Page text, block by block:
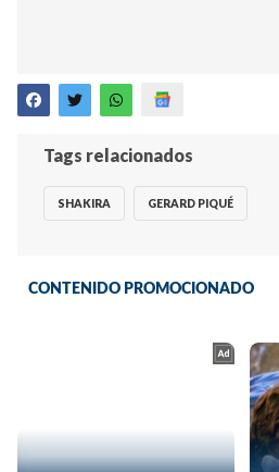
Tags relacionados
SHAKIRA GERARD PIQUÉ